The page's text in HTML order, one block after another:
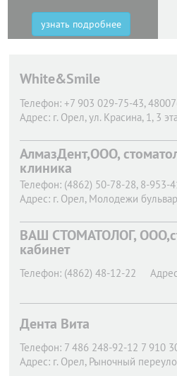
узнать подробнее
White&Smile
Телефон: +7 903 029-75-43,
Адрес: г. Орел, ул. Красина, 1, 3
АлмазДент,ООО,
клиника
Телефон: (4862) 50-78-28, 8-953-
Адрес: г. Орел, Молодежи
ВАШ СТОМАТОЛОГ,
кабинет
Телефон: (4862) 48-12-22
Дента Вита
Телефон: 7 486 248-92-12 7 910
Адрес: г. Орел, Рыночный